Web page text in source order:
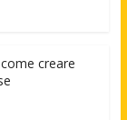
creare